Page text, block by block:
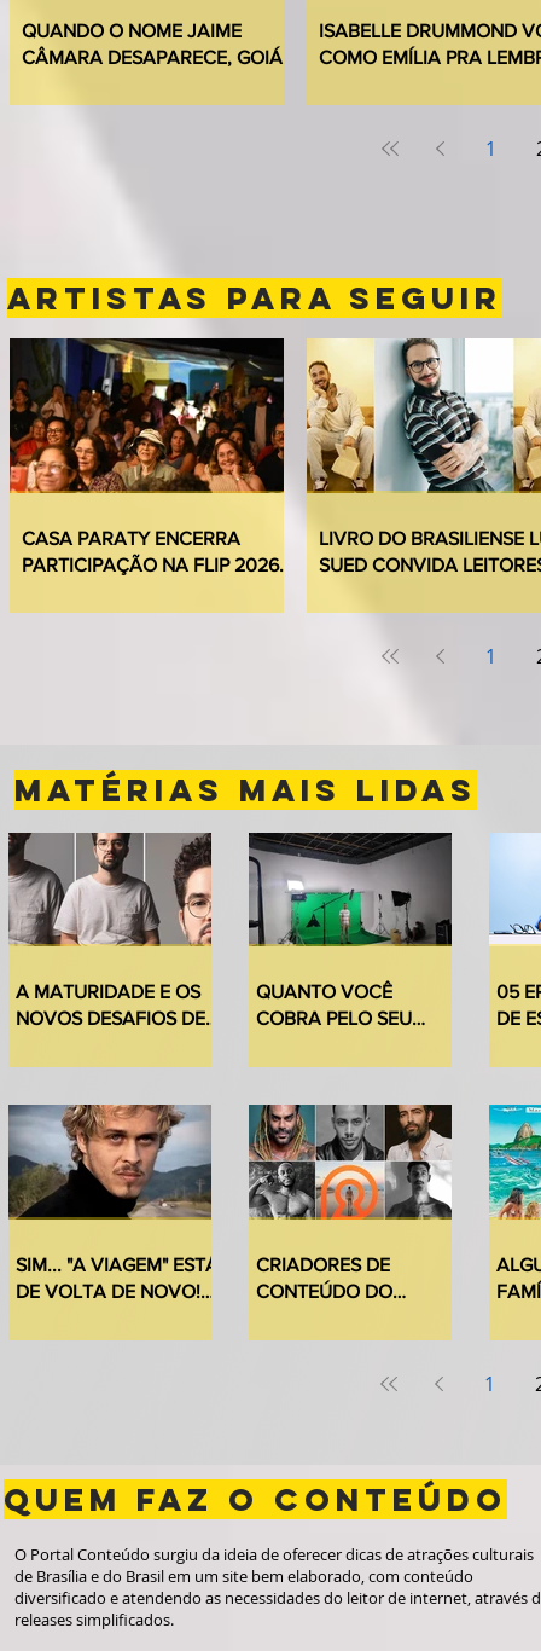
QUANDO O NOME JAIME
CÂMARA DESAPARECE, GOIÁS
PRÓPRIA HISTÓRIA
ISABELLE DRUMMOND
COMO EMÍLIA PRA
“SÍTIO”
1
ARTISTAS PARA SEGUIR
CASA PARATY ENCERRA
PARTICIPAÇÃO NA FLIP 2026
PARTICIPANTES
LIVRO DO BRASILIENSE
SUED CONVIDA
NUNCA ENVIADAS
1
MATÉRIAS MAIS LIDAS
A MATURIDADE E OS
NOVOS DESAFIOS DE
QUANTO VOCÊ
COBRA PELO SEU
05
DE
SIM... "A VIAGEM" ESTÁ
DE VOLTA DE NOVO!
MOMENTOS INCRÍVEIS
CRIADORES DE
CONTEÚDO DO
PRÓPRIO PRIVACY
1
QUEM FAZ O CONTEÚDO
O Portal Conteúdo surgiu da ideia de oferecer dicas de atrações culturais
de Brasília e do Brasil em um site bem elaborado, com conteúdo
diversificado e atendendo as necessidades do leitor de internet, através
releases simplificados.